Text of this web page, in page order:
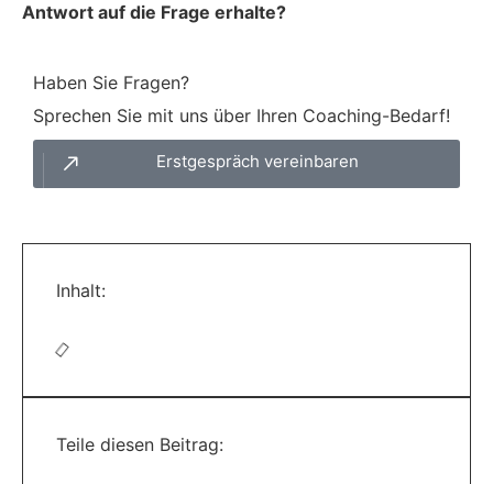
Antwort auf die Frage erhalte?
Haben Sie Fragen?
Sprechen Sie mit uns über Ihren Coaching-Bedarf!
Erstgespräch vereinbaren
Inhalt:
Teile diesen Beitrag: